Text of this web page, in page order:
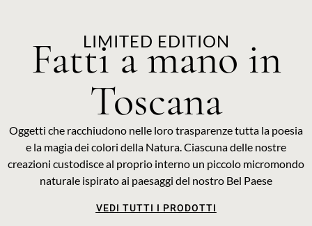
LIMITED EDITION
Fatti a mano in
Toscana
Oggetti che racchiudono nelle loro trasparenze tutta la poesia
e la magia dei colori della Natura. Ciascuna delle nostre
creazioni custodisce al proprio interno un piccolo micromondo
naturale ispirato ai paesaggi del nostro Bel Paese
VEDI TUTTI I PRODOTTI